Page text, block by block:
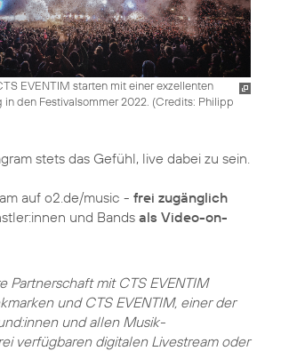
EVENTIM starten mit einer exzellenten
den Festivalsommer 2022. (Credits: Philipp
stets das Gefühl, live dabei zu sein.
auf o2.de/music - frei zugänglich
und Bands als Video-on-
mit CTS EVENTIM
und CTS EVENTIM, einer der
und allen Musik-
verfügbaren digitalen Livestream oder